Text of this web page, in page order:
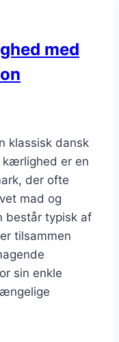
med
klassisk dansk
er en
der ofte
mad og
består typisk af
tilsammen
sin enkle